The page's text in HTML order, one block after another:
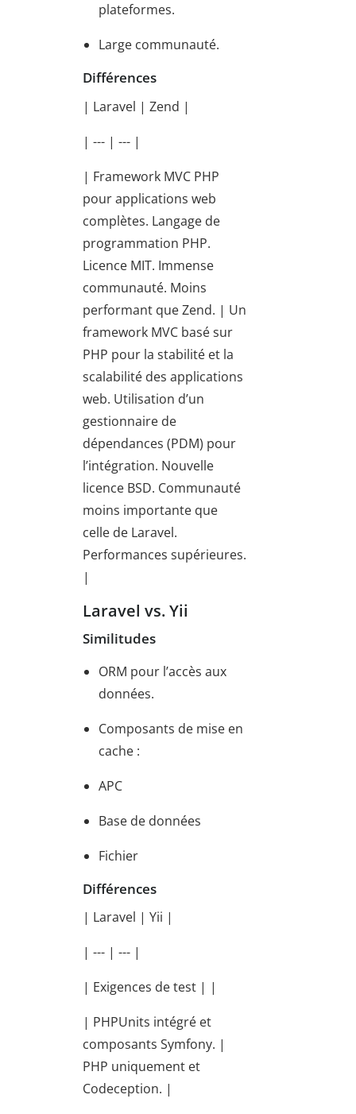
plateformes.
Large communauté.
Différences
| Laravel | Zend |
| --- | --- |
| Framework MVC PHP
pour applications web
complètes. Langage de
programmation PHP.
Licence MIT. Immense
communauté. Moins
performant que Zend. | Un
framework MVC basé sur
PHP pour la stabilité et la
scalabilité des applications
web. Utilisation d’un
gestionnaire de
dépendances (PDM) pour
l’intégration. Nouvelle
licence BSD. Communauté
moins importante que
celle de Laravel.
Performances supérieures.
|
Laravel vs. Yii
Similitudes
ORM pour l’accès aux
données.
Composants de mise en
cache :
APC
Base de données
Fichier
Différences
| Laravel | Yii |
| --- | --- |
| Exigences de test | |
| PHPUnits intégré et
composants Symfony. |
PHP uniquement et
Codeception. |